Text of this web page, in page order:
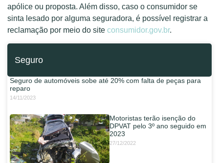
apólice ou proposta. Além disso, caso o consumidor se
sinta lesado por alguma seguradora, é possível registrar a
reclamação por meio do site consumidor.gov.br.
Seguro
Seguro de automóveis sobe até 20% com falta de peças para
reparo
14/11/2023
Motoristas terão isenção do
DPVAT pelo 3º ano seguido em
2023
27/12/2022